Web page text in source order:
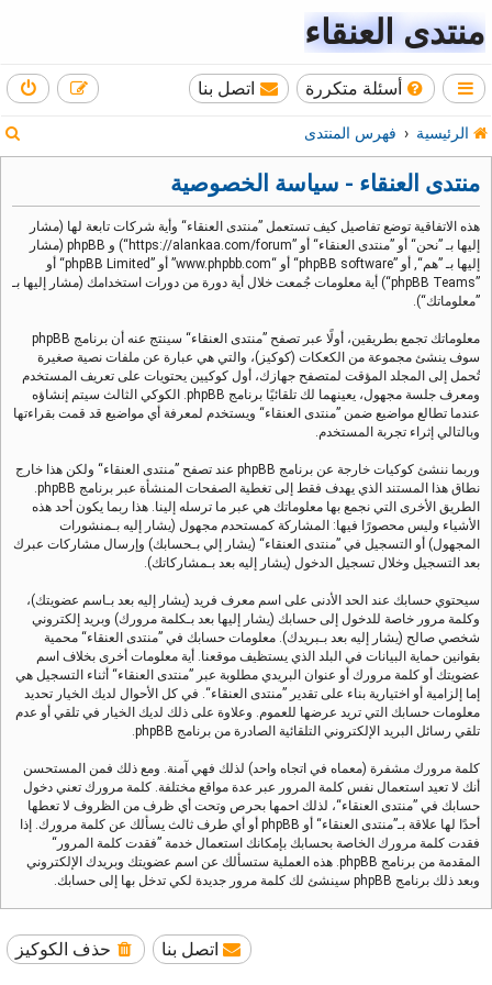
منتدى العنقاء
أسئلة متكررة اتصل بنا
الرئيسية فهرس المنتدى
منتدى العنقاء - سياسة الخصوصية
هذه الاتفاقية توضع تفاصيل كيف تستعمل ”منتدى العنقاء“ وأية شركات تابعة لها (مشار
إليها بـ ”نحن“ أو ”منتدى العنقاء“ أو ”https://alankaa.com/forum“) و phpBB (مشار
إليها بـ ”هم“, أو ”phpBB software“ أو “www.phpbb.com” أو ”phpBB Limited“ أو
”phpBB Teams“) أية معلومات جُمعت خلال أية دورة من دورات استخدامك (مشار إليها بـ
”معلوماتك“).
معلوماتك تجمع بطريقين، أولًا عبر تصفح ”منتدى العنقاء“ سينتج عنه أن برنامج phpBB
سوف ينشئ مجموعة من الكعكات (كوكيز)، والتي هي عبارة عن ملفات نصية صغيرة
تُحمل إلى المجلد المؤقت لمتصفح جهازك، أول كوكيين يحتويات على تعريف المستخدم
ومعرف جلسة مجهول، يعينهما لك تلقائيًا برنامج phpBB. الكوكي الثالث سيتم إنشاؤه
عندما تطالع مواضيع ضمن ”منتدى العنقاء“ ويستخدم لمعرفة أي مواضيع قد قمت بقراءتها
وبالتالي إثراء تجربة المستخدم.
وربما ننشئ كوكيات خارجة عن برنامج phpBB عند تصفح ”منتدى العنقاء“ ولكن هذا خارج
نطاق هذا المستند الذي يهدف فقط إلى تغطية الصفحات المنشأة عبر برنامج phpBB.
الطريق الأخرى التي نجمع بها معلوماتك هي عبر ما ترسله إلينا. هذا ربما يكون أحد هذه
الأشياء وليس محصورًا فيها: المشاركة كمستحدم مجهول (يشار إليه بـمنشورات
المجهول) أو التسجيل في ”منتدى العنقاء“ (يشار إلي بـحسابك) وإرسال مشاركات عبرك
بعد التسجيل وخلال تسجيل الدخول (يشار إليه بعد بـمشاركاتك).
سيحتوي حسابك عند الحد الأدنى على اسم معرف فريد (يشار إليه بعد بـاسم عضويتك)،
وكلمة مرور خاصة للدخول إلى حسابك (يشار إليها بعد بـكلمة مرورك) وبريد إلكتروني
شخصي صالح (يشار إليه بعد بـبريدك). معلومات حسابك في ”منتدى العنقاء“ محمية
بقوانين حماية البيانات في البلد الذي يستظيف موقعنا. أية معلومات أخرى بخلاف اسم
عضويتك أو كلمة مرورك أو عنوان البريدي مطلوبة عبر ”منتدى العنقاء“ أثناء التسجيل هي
إما إلزامية أو اختيارية بناء على تقدير ”منتدى العنقاء“. في كل الأحوال لديك الخيار تحديد
معلومات حسابك التي تريد عرضها للعموم. وعلاوة على ذلك لديك الخيار في تلقي أو عدم
تلقي رسائل البريد الإلكتروني التلقائية الصادرة من برنامج phpBB.
كلمة مرورك مشفرة (معماه في اتجاه واحد) لذلك فهي آمنة. ومع ذلك فمن المستحسن
أنك لا تعيد استعمال نفس كلمة المرور عبر عدة مواقع مختلفة. كلمة مرورك تعني دخول
حسابك في ”منتدى العنقاء“، لذلك احمها بحرص وتحت أي ظرف من الظروف لا تعطها
أحدًا لها علاقة بـ”منتدى العنقاء“ أو phpBB أو أي طرف ثالث يسألك عن كلمة مرورك. إذا
فقدت كلمة مرورك الخاصة بحسابك بإمكانك استعمال خدمة ”فقدت كلمة المرور“
المقدمة من برنامج phpBB. هذه العملية ستسألك عن اسم عضويتك وبريدك الإلكتروني
وبعد ذلك برنامج phpBB سينشئ لك كلمة مرور جديدة لكي تدخل بها إلى حسابك.
حذف الكوكيز اتصل بنا